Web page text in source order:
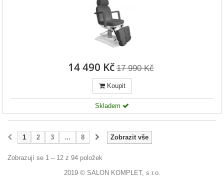
14 490 Kč 17 990 Kč
Koupit
Skladem
Zobrazit vše
1 2 3 ... 8
Zobrazují se 1 – 12 z 94 položek
2019 © SALON KOMPLET, s.r.o.